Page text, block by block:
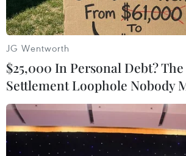
JG Wentworth
$25,000 In Personal Debt?
Settlement Loophole Nobody